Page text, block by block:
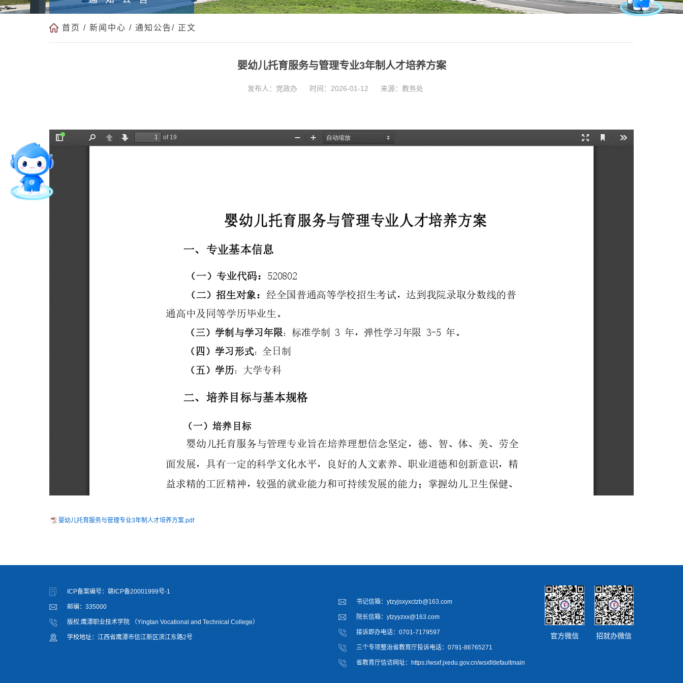
首页 / 新闻中心 / 通知公告/ 正文
婴幼儿托育服务与管理专业3年制人才培养方案
发布人：党政办 时间：2026-01-12 来源：教务处
婴幼儿托育服务与管理专业3年制人才培养方案.pdf
ICP备案编号：赣ICP备20001999号-1
邮编：335000
版权:鹰潭职业技术学院 （Yingtan Vocational and Technical College）
学校地址：江西省鹰潭市信江新区滨江东路2号
书记信箱：ytzyjsxyxctzb@163.com
院长信箱：ytzyyzxx@163.com
接诉即办电话：0701-7179597
三个专项整治省教育厅投诉电话：0791-86765271
省教育厅信访网址：https://wsxf.jxedu.gov.cn/wsxf/defaultmain
官方微信 招就办微信